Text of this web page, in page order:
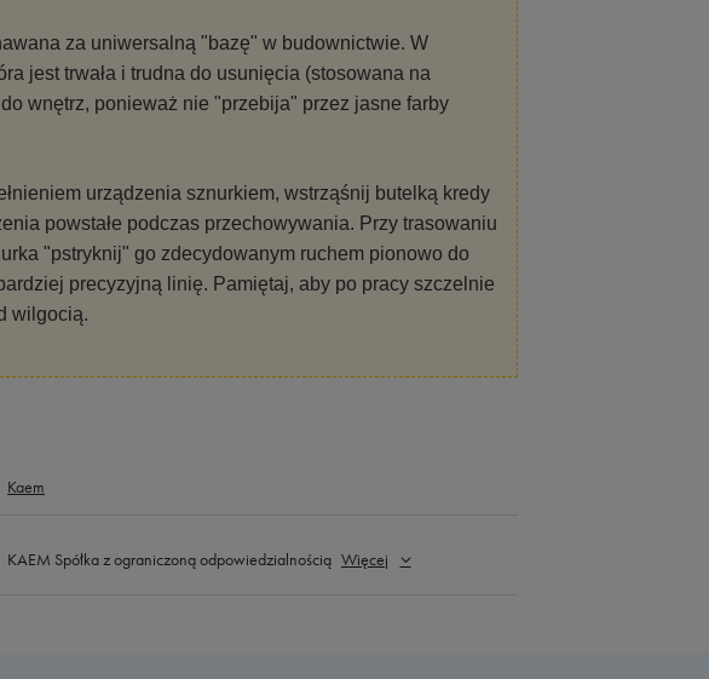
za uniwersalną "bazę" w budownictwie. W
jest trwała i trudna do usunięcia (stosowana na
wnętrz, ponieważ nie "przebija" przez jasne farby
urządzenia sznurkiem, wstrząśnij butelką kredy
powstałe podczas przechowywania. Przy trasowaniu
"pstryknij" go zdecydowanym ruchem pionowo do
precyzyjną linię. Pamiętaj, aby po pracy szczelnie
wilgocią.
Kaem
KAEM Spółka z ograniczoną odpowiedzialnością Więcej